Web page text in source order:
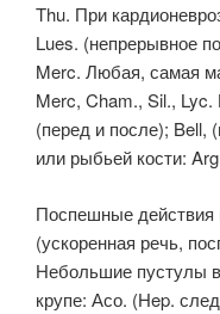
Thu. При
Lues. (непрерывное
Merc. Любая, самая
Merc, Cham., Sil.,
(перед и после); Bell,
или рыбьей кости:
Поспешные действия
(ускоренная речь,
Небольшие пустулы
крупе: Асо. (Hep.